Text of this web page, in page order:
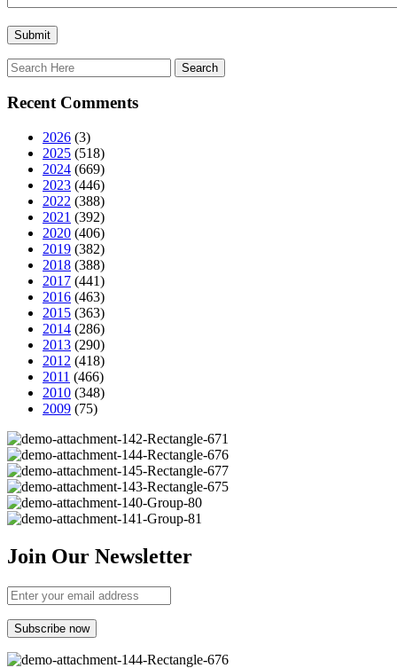
Recent Comments
2026 (3)
2025 (518)
2024 (669)
2023 (446)
2022 (388)
2021 (392)
2020 (406)
2019 (382)
2018 (388)
2017 (441)
2016 (463)
2015 (363)
2014 (286)
2013 (290)
2012 (418)
2011 (466)
2010 (348)
2009 (75)
Join Our Newsletter